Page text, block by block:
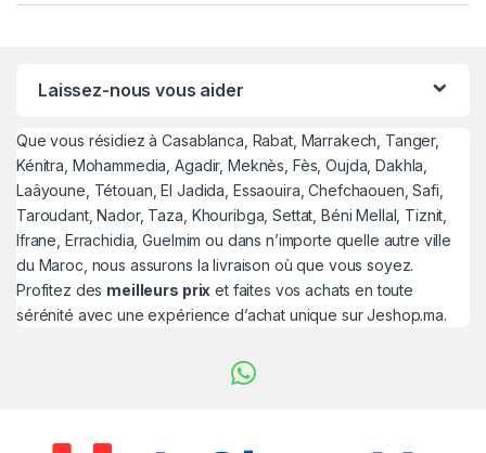
Laissez-nous vous aider
Que vous résidiez à Casablanca, Rabat, Marrakech, Tanger,
Kénitra, Mohammedia, Agadir, Meknès, Fès, Oujda, Dakhla,
Laâyoune, Tétouan, El Jadida, Essaouira, Chefchaouen, Safi,
Taroudant, Nador, Taza, Khouribga, Settat, Béni Mellal, Tiznit,
Ifrane, Errachidia, Guelmim ou dans n’importe quelle autre ville
du Maroc, nous assurons la livraison où que vous soyez.
Profitez des meilleurs prix et faites vos achats en toute
sérénité avec une expérience d’achat unique sur Jeshop.ma.